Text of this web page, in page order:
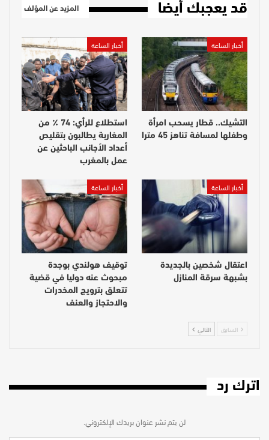
قد يعجبك أيضا المزيد عن المؤلف
أخبار الساعة
التشيك.. قطار يسحب امرأة
وطفلها لمسافة تناهز 45 مترا
أخبار الساعة
استطلاع للرأي: 74 ٪ من
المغاربة يطالبون بتقليص
أعداد الأجانب الباحثين عن
عمل بالمغرب
أخبار الساعة
اعتقال شخصين بالجديدة
بشبهة سرقة المنازل
أخبار الساعة
توقيف هولندي بوجدة
مبحوث عنه دوليا في قضية
تتعلق بترويج المخدرات
والاحتجاز والعنف
السابق التالي
اترك رد
لن يتم نشر عنوان بريدك الإلكتروني.